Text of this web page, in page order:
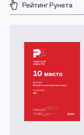
Рейтинг Рунета